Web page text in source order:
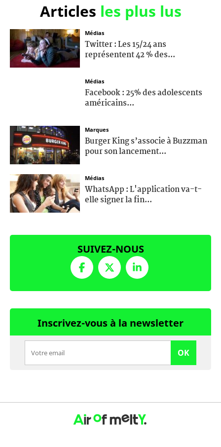
Articles les plus lus
Médias
Twitter : Les 15/24 ans
représentent 42 % des...
Médias
Facebook : 25% des adolescents
américains...
Marques
Burger King s’associe à Buzzman
pour son lancement...
Médias
WhatsApp : L'application va-t-
elle signer la fin...
SUIVEZ-NOUS
Inscrivez-vous à la newsletter
OK